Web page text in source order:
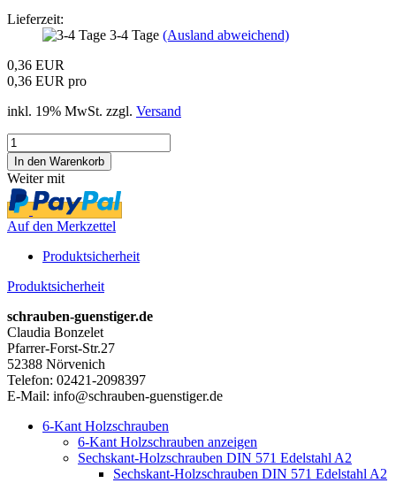
Lieferzeit:
3-4 Tage (Ausland abweichend)
0,36 EUR
0,36 EUR pro
inkl. 19% MwSt. zzgl. Versand
Weiter mit
Auf den Merkzettel
Produktsicherheit
Produktsicherheit
schrauben-guenstiger.de
Claudia Bonzelet
Pfarrer-Forst-Str.27
52388 Nörvenich
Telefon: 02421-2098397
E-Mail: info@schrauben-guenstiger.de
6-Kant Holzschrauben
6-Kant Holzschrauben anzeigen
Sechskant-Holzschrauben DIN 571 Edelstahl A2
Sechskant-Holzschrauben DIN 571 Edelstahl A2